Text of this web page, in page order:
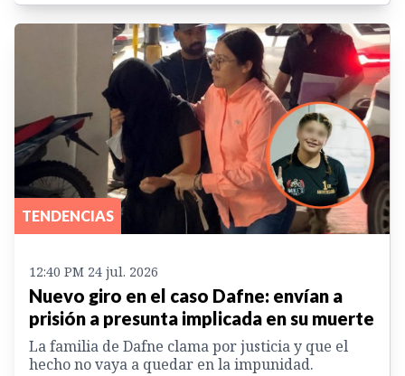
TENDENCIAS
12:40 PM 24 jul. 2026
Nuevo giro en el caso Dafne: envían a
prisión a presunta implicada en su muerte
La familia de Dafne clama por justicia y que el
hecho no vaya a quedar en la impunidad.